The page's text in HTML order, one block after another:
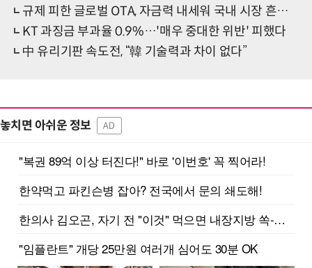
규제 피한 글로벌 OTA, 자금력 내세워 국내 시장 흔든다
KT 과징금 부과율 0.9%…'매우 중대한 위반' 피했다
中 유리기판 속도전, “韓 기술력과 차이 없다”
놓치면 아쉬운 정보 AD